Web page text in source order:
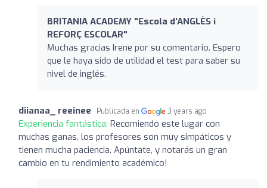
BRITANIA ACADEMY "Escola d'ANGLÈS i
REFORÇ ESCOLAR"
Muchas gracias Irene por su comentario. Espero
que le haya sido de utilidad el test para saber su
nivel de inglés.
diianaa_ reeinee Publicada en 3 years ago
Experiencia fantástica: Recomiendo este lugar con
muchas ganas, los profesores son muy simpáticos y
tienen mucha paciencia. Apúntate, y notarás un gran
cambio en tu rendimiento académico!